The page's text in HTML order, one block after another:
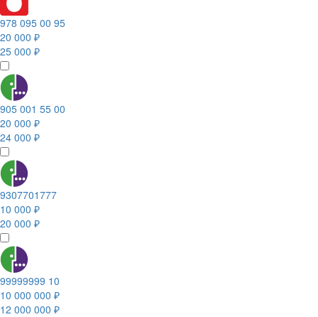
978 095 00 95
20 000 ₽
25 000 ₽
905 001 55 00
20 000 ₽
24 000 ₽
9307701777
10 000 ₽
20 000 ₽
99999999 10
10 000 000 ₽
12 000 000 ₽